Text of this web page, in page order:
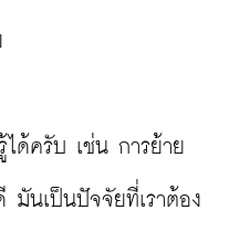
ได้ครับ เช่น การย้าย
มันเป็นปัจจัยที่เราต้อง